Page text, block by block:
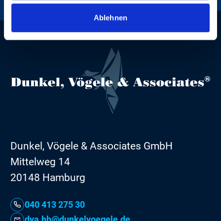
Ablehnen
Dunkel, Vögele & Associates GmbH
Mittelweg 14
20148 Hamburg
040 413 275 30